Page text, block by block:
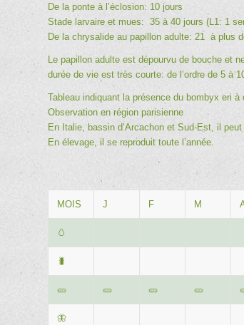
De la ponte à l’éclosion: 10 jours
Stade larvaire et mues: 35 à 40 jours (L1: 1
De la chrysalide au papillon adulte: 21 à plus
Le papillon adulte est dépourvu de bouche et
durée de vie est très courte: de l’ordre de 5 à
Tableau indiquant la présence du bombyx eri à
Observation en région parisienne
En Italie, bassin d’Arcachon et Sud-Est, il
En élevage, il se reproduit toute l’année.
MOIS J F M
🥚
🐛
🥒 🥒 🥒 🥒
🦋